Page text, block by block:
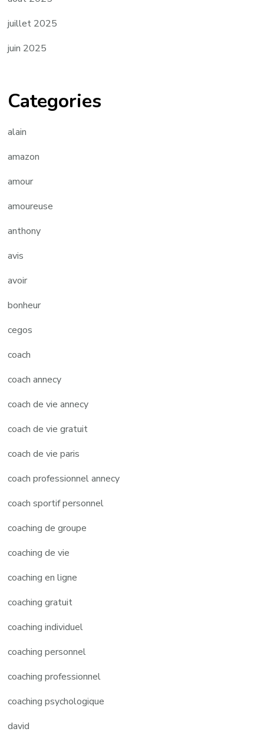
juillet 2025
juin 2025
Categories
alain
amazon
amour
amoureuse
anthony
avis
avoir
bonheur
cegos
coach
coach annecy
coach de vie annecy
coach de vie gratuit
coach de vie paris
coach professionnel annecy
coach sportif personnel
coaching de groupe
coaching de vie
coaching en ligne
coaching gratuit
coaching individuel
coaching personnel
coaching professionnel
coaching psychologique
david